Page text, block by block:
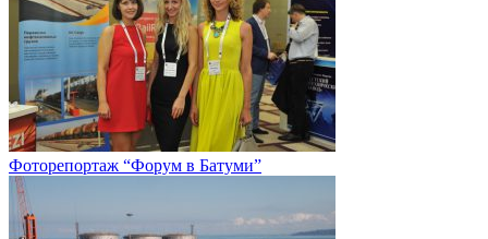
Фоторепортаж “Форум в Батуми”